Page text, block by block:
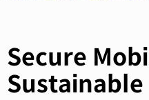
Secure